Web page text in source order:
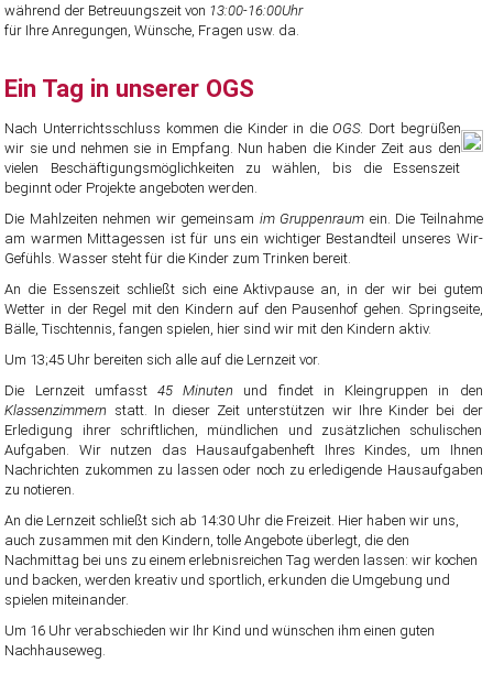
während der Betreuungszeit von 13:00-16:00Uhr
für Ihre Anregungen, Wünsche, Fragen usw. da.
Ein Tag in unserer OGS
Nach Unterrichtsschluss kommen die Kinder in dieOGS. Dort begrüßen
wir sie und nehmen sie in Empfang. Nun haben die Kinder Zeit aus den
vielen Beschäftigungsmöglichkeiten zu wählen, bis die Essenszeit
beginnt oder Projekte angeboten werden.
Die Mahlzeiten nehmen wir gemeinsam im Gruppenraum ein. Die Teilnahme
am warmen Mittagessen ist für uns ein wichtiger Bestandteil unseres Wir-
Gefühls. Wasser steht für die Kinder zum Trinken bereit.
An die Essenszeit schließt sich eine Aktivpause an, in der wir bei gutem
Wetter in der Regel mit den Kindern auf den Pausenhof gehen. Springseite,
Bälle, Tischtennis, fangen spielen, hier sind wir mit den Kindern aktiv.
Um 13;45 Uhr bereiten sich alle auf die Lernzeit vor.
Die Lernzeit umfasst45 Minuten und findet in Kleingruppen in den
Klassenzimmern statt. In dieser Zeit unterstützen wir Ihre Kinder bei der
Erledigung ihrer schriftlichen, mündlichen und zusätzlichen schulischen
Aufgaben. Wir nutzen das Hausaufgabenheft Ihres Kindes, um Ihnen
Nachrichten zukommen zu lassen oder noch zu erledigende Hausaufgaben
zu notieren.
An die Lernzeit schließt sich ab 14:30 Uhr die Freizeit. Hier haben wir uns,
auch zusammen mit den Kindern, tolle Angebote überlegt, die den
Nachmittag bei uns zu einem erlebnisreichen Tag werden lassen: wir kochen
und backen, werden kreativ und sportlich, erkunden die Umgebung und
spielen miteinander.
Um 16 Uhr verabschieden wir Ihr Kind und wünschen ihm einen guten
Nachhauseweg.